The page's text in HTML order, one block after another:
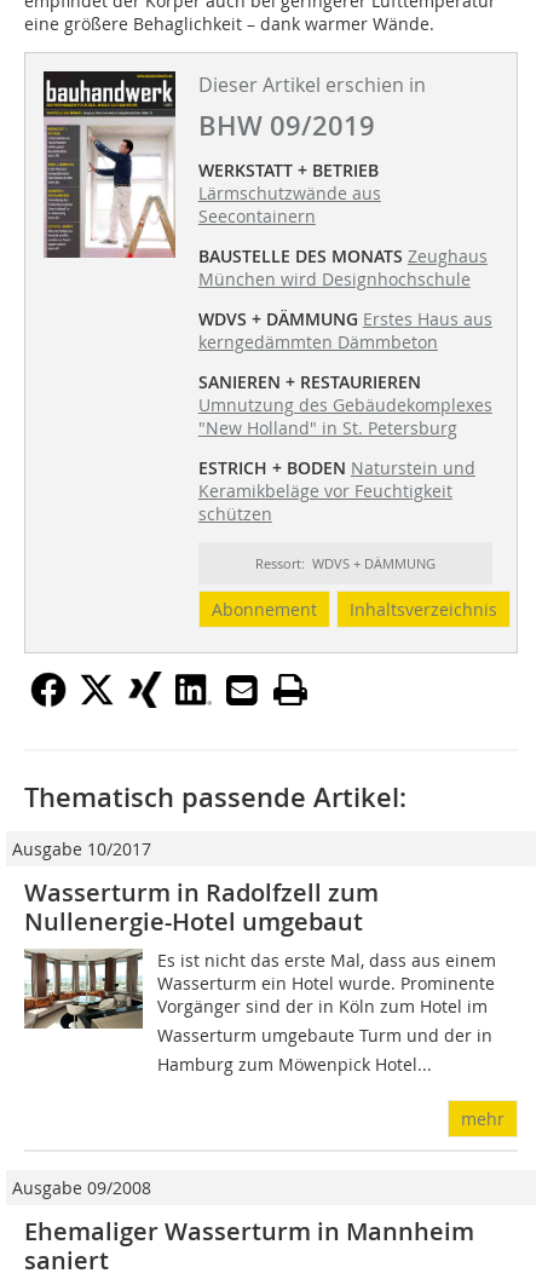
eine größere Behaglichkeit – dank warmer Wände.
Dieser Artikel erschien in
BHW 09/2019
WERKSTATT + BETRIEB
Lärmschutzwände aus
Seecontainern
BAUSTELLE DES MONATS Zeughaus
München wird Designhochschule
WDVS + DÄMMUNG Erstes Haus aus
kerngedämmten Dämmbeton
SANIEREN + RESTAURIEREN
Umnutzung des Gebäudekomplexes
"New Holland" in St. Petersburg
ESTRICH + BODEN Naturstein und
Keramikbeläge vor Feuchtigkeit
schützen
Ressort: WDVS + DÄMMUNG
Abonnement Inhaltsverzeichnis
Thematisch passende Artikel:
Ausgabe 10/2017
Wasserturm in Radolfzell zum
Nullenergie-Hotel umgebaut
Es ist nicht das erste Mal, dass aus einem
Wasserturm ein Hotel wurde. Prominente
Vorgänger sind der in Köln zum Hotel im
Wasserturm umgebaute Turm und der in
Hamburg zum Möwenpick Hotel...
mehr
Ausgabe 09/2008
Ehemaliger Wasserturm in Mannheim
saniert